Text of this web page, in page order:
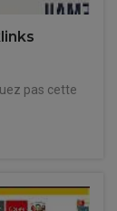
pas cette